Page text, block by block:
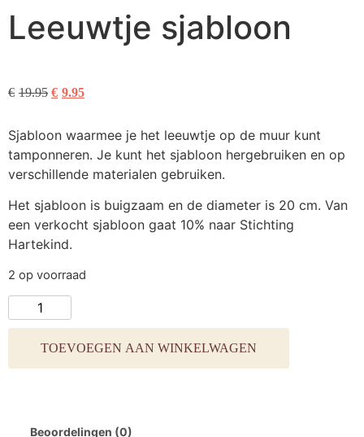
Leeuwtje sjabloon
€ 19.95 € 9.95
Sjabloon waarmee je het leeuwtje op de muur kunt
tamponneren. Je kunt het sjabloon hergebruiken en op
verschillende materialen gebruiken.
Het sjabloon is buigzaam en de diameter is 20 cm. Van
een verkocht sjabloon gaat 10% naar Stichting
Hartekind.
2 op voorraad
TOEVOEGEN AAN WINKELWAGEN
Beoordelingen (0)